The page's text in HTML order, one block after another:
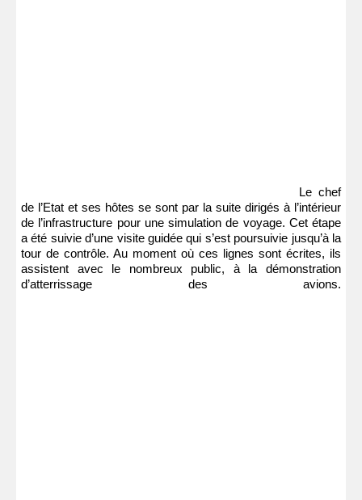
Le chef
de l’Etat et ses hôtes se sont par la suite dirigés à l’intérieur
de l’infrastructure pour une simulation de voyage. Cet étape
a été suivie d’une visite guidée qui s’est poursuivie jusqu’à la
tour de contrôle. Au moment où ces lignes sont écrites, ils
assistent avec le nombreux public, à la démonstration
d’atterrissage des avions.